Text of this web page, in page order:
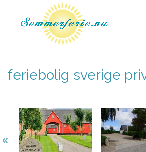
feriebolig sverige